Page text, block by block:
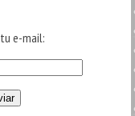
e-mail: